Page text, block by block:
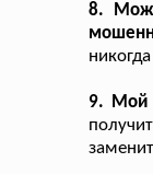
8.
9. Мой